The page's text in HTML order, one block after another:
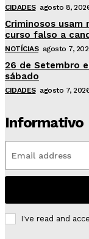
CIDADES agosto 8,
Criminosos usam
curso falso a
NOTÍCIAS agosto 7,
26 de Setembro
sábado
CIDADES agosto 7,
Informativo
I've read and